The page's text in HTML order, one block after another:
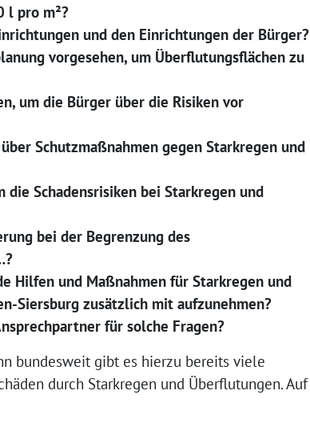
l pro m²?
und den Einrichtungen der Bürger?
vorgesehen, um Überflutungsflächen zu
um die Bürger über die Risiken vor
Schutzmaßnahmen gegen Starkregen und
Schadensrisiken bei Starkregen und
bei der Begrenzung des
Hilfen und Maßnahmen für Starkregen und
Siersburg zusätzlich mit aufzunehmen?
für solche Fragen?
bundesweit gibt es hierzu bereits viele
durch Starkregen und Überflutungen. Auf